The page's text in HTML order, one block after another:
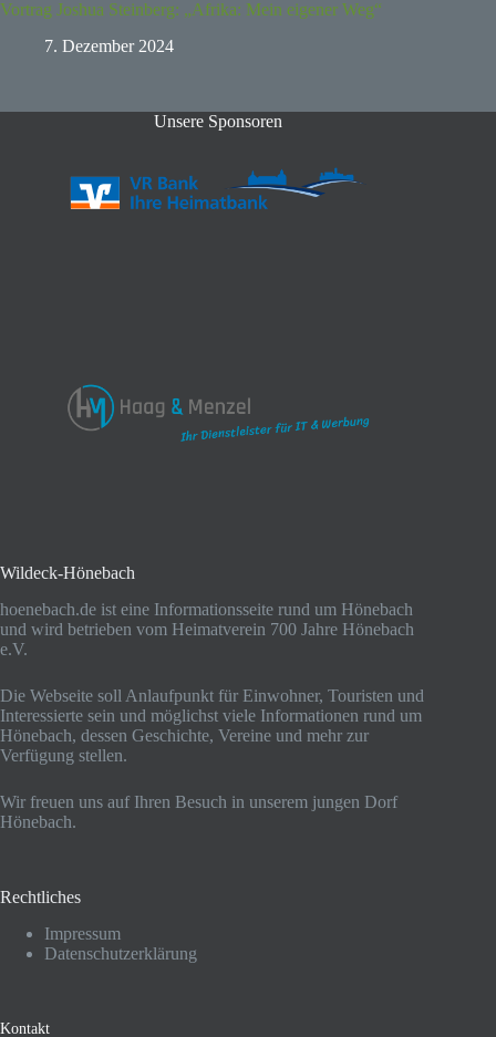
Vortrag Joshua Steinberg: „Afrika: Mein eigener Weg“
7. Dezember 2024
Unsere Sponsoren
Wildeck-Hönebach
hoenebach.de ist eine Informationsseite rund um Hönebach
und wird betrieben vom Heimatverein 700 Jahre Hönebach
e.V.
Die Webseite soll Anlaufpunkt für Einwohner, Touristen und
Interessierte sein und möglichst viele Informationen rund um
Hönebach, dessen Geschichte, Vereine und mehr zur
Verfügung stellen.
Wir freuen uns auf Ihren Besuch in unserem jungen Dorf
Hönebach.
Rechtliches
Impressum
Datenschutzerklärung
Kontakt